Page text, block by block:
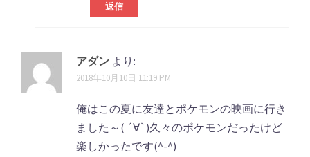
返信
アダン より:
2018年10月10日 11:19 PM
俺はこの夏に友達とポケモンの映画に行き
ました～( ´∀`)久々のポケモンだったけど
楽しかったです(^-^)